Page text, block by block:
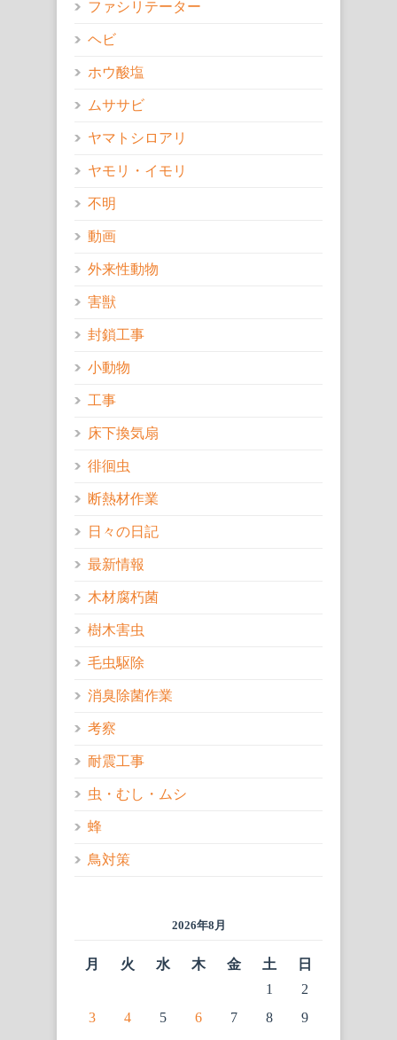
ファシリテーター
ヘビ
ホウ酸塩
ムササビ
ヤマトシロアリ
ヤモリ・イモリ
不明
動画
外来性動物
害獣
封鎖工事
小動物
工事
床下換気扇
徘徊虫
断熱材作業
日々の日記
最新情報
木材腐朽菌
樹木害虫
毛虫駆除
消臭除菌作業
考察
耐震工事
虫・むし・ムシ
蜂
鳥対策
2026年8月
月 火 水 木 金 土
日
1
2
3
4 5 6 7 8
9